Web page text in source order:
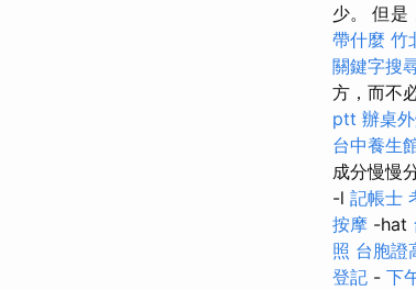
少。 但是
帶什麼 竹
關鍵字搜
方，而不
ptt 辦桌
台中養生
成分慢慢
-l 記帳士
按摩 -hat
照 台胞證
登記 - 下